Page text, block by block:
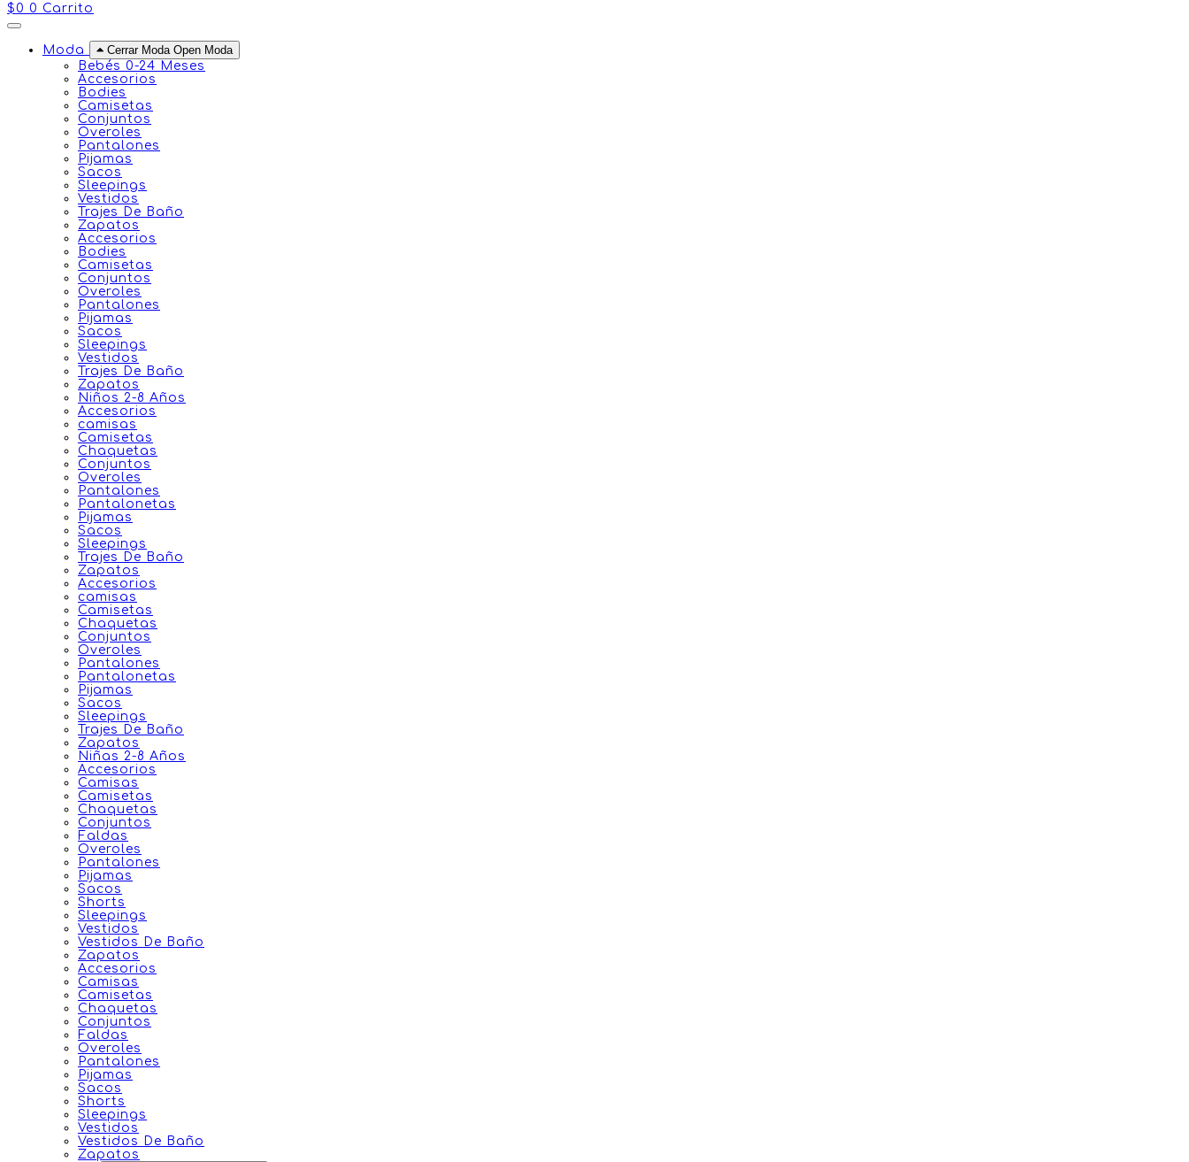
$0 0 Carrito
Moda Cerrar Moda Open Moda
Bebés 0-24 Meses
Accesorios
Bodies
Camisetas
Conjuntos
Overoles
Pantalones
Pijamas
Sacos
Sleepings
Vestidos
Trajes De Baño
Zapatos
Accesorios
Bodies
Camisetas
Conjuntos
Overoles
Pantalones
Pijamas
Sacos
Sleepings
Vestidos
Trajes De Baño
Zapatos
Niños 2-8 Años
Accesorios
camisas
Camisetas
Chaquetas
Conjuntos
Overoles
Pantalones
Pantalonetas
Pijamas
Sacos
Sleepings
Trajes De Baño
Zapatos
Accesorios
camisas
Camisetas
Chaquetas
Conjuntos
Overoles
Pantalones
Pantalonetas
Pijamas
Sacos
Sleepings
Trajes De Baño
Zapatos
Niñas 2-8 Años
Accesorios
Camisas
Camisetas
Chaquetas
Conjuntos
Faldas
Overoles
Pantalones
Pijamas
Sacos
Shorts
Sleepings
Vestidos
Vestidos De Baño
Zapatos
Accesorios
Camisas
Camisetas
Chaquetas
Conjuntos
Faldas
Overoles
Pantalones
Pijamas
Sacos
Shorts
Sleepings
Vestidos
Vestidos De Baño
Zapatos